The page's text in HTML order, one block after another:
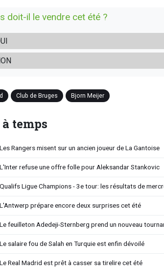
doit-il le vendre cet été ?
Club de Bruges Bjorn Meijer
temps
Les Rangers misent sur un ancien joueur de La Gantoise
L'Inter refuse une offre folle pour Aleksandar Stankovic
Qualifs Ligue Champions - 3e tour: les résultats de
L'Antwerp prépare encore deux surprises cet été
Le feuilleton Adedeji-Sternberg prend un nouveau
Le salaire fou de Salah en Turquie est enfin dévoilé
Le Real Madrid est prêt à casser sa tirelire cet été